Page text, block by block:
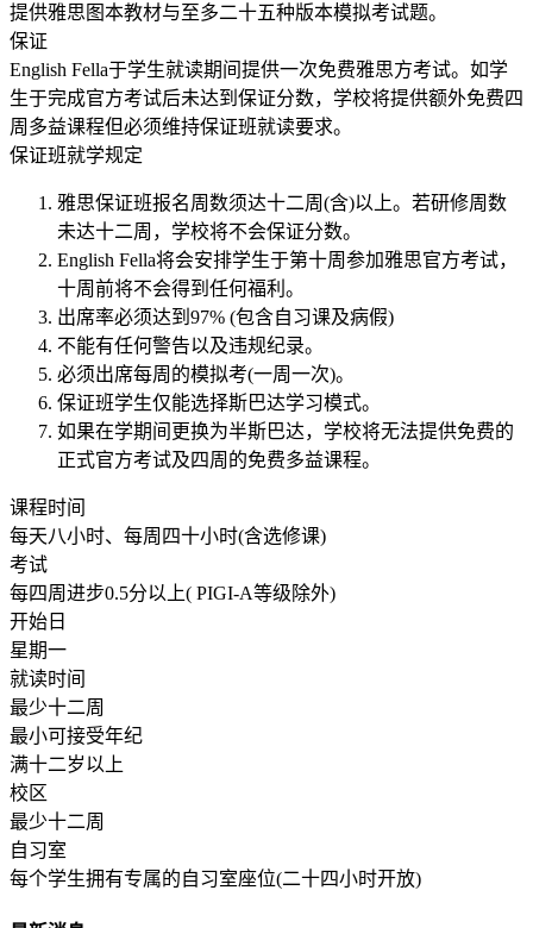
提供雅思图本教材与至多二十五种版本模拟考试题。
保证
English Fella于学生就读期间提供一次免费雅思方考试。如学
生于完成官方考试后未达到保证分数，学校将提供额外免费四
周多益课程但必须维持保证班就读要求。
保证班就学规定
雅思保证班报名周数须达十二周(含)以上。若研修周数
未达十二周，学校将不会保证分数。
English Fella将会安排学生于第十周参加雅思官方考试，
十周前将不会得到任何福利。
出席率必须达到97% (包含自习课及病假)
不能有任何警告以及违规纪录。
必须出席每周的模拟考(一周一次)。
保证班学生仅能选择斯巴达学习模式。
如果在学期间更换为半斯巴达，学校将无法提供免费的
正式官方考试及四周的免费多益课程。
课程时间
每天八小时、每周四十小时(含选修课)
考试
每四周进步0.5分以上( PIGI-A等级除外)
开始日
星期一
就读时间
最少十二周
最小可接受年纪
满十二岁以上
校区
最少十二周
自习室
每个学生拥有专属的自习室座位(二十四小时开放)